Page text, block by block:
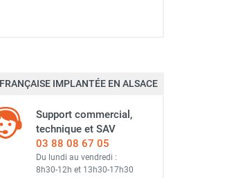
IMPLANTÉE EN ALSACE
Support commercial,
technique et SAV
03 88 08 67 05
Du lundi au vendredi :
8h30-12h et 13h30-17h30